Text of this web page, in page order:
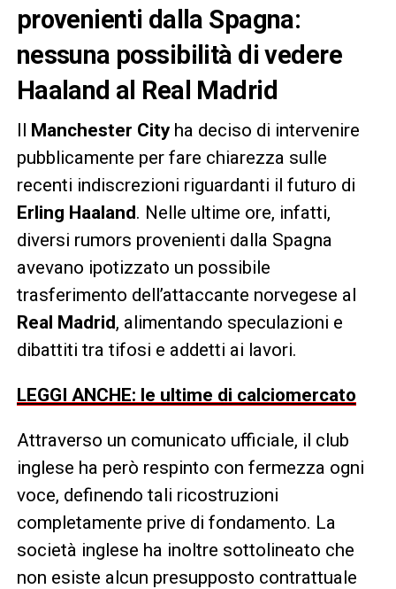
provenienti dalla Spagna:
nessuna possibilità di vedere
Haaland al Real Madrid
Il Manchester Cityha deciso di intervenire
pubblicamente per fare chiarezza sulle
recenti indiscrezioni riguardanti il futuro di
Erling Haaland. Nelle ultime ore, infatti,
diversi rumors provenienti dalla Spagna
avevano ipotizzato un possibile
trasferimento dell’attaccante norvegese al
Real Madrid, alimentando speculazioni e
dibattiti tra tifosi e addetti ai lavori.
LEGGI ANCHE: le ultime di calciomercato
Attraverso un comunicato ufficiale, il club
inglese ha però respinto con fermezza ogni
voce, definendo tali ricostruzioni
completamente prive di fondamento. La
società inglese ha inoltre sottolineato che
non esiste alcun presupposto contrattuale